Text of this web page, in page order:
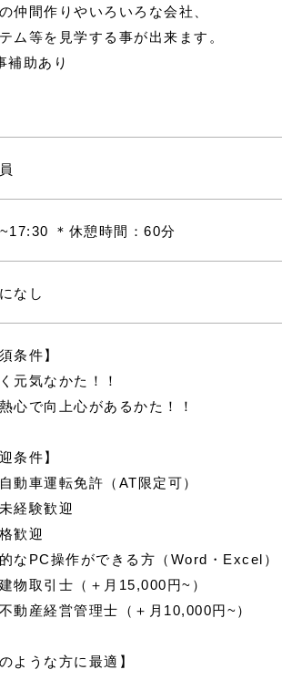
仲間作りやいろいろな会社、
ム等を見学する事が出来ます。
補助あり
＊休憩時間：60分
なし
条件】
元気なかた！！
心で向上心があるかた！！
条件】
動車運転免許（AT限定可）
経験歓迎
歓迎
なPC操作ができる方（Word・Excel）
物取引士（＋月15,000円~）
動産経営管理士（＋月10,000円~）
のような方に最適】